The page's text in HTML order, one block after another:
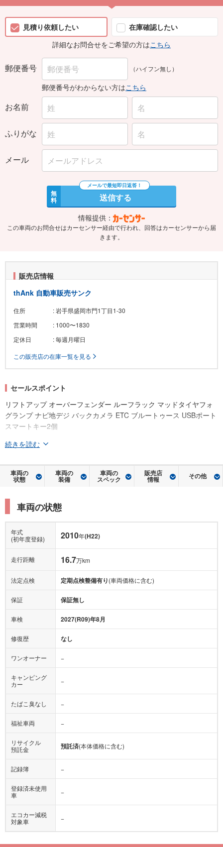
見積り依頼したい
在庫確認したい
詳細なお問合せをご希望の方はこちら
郵便番号 （ハイフン無し）
郵便番号がわからない方はこちら
お名前
ふりがな
メール
無
料 送信する
情報提供：
この車両のお問合せはカーセンサー経由で行われ、回答はカーセンサーから届
きます。
販売店情報
thAnk 自動車販売サンク
住所
: 岩手県盛岡市門1丁目1-30
営業時間
: 1000〜1830
定休日
: 毎週月曜日
この販売店の在庫一覧を見る
セールスポイント
リフトアップ オーバーフェンダー ルーフラック マッドタイヤフォ
グランプ ナビ地デジ バックカメラ ETC ブルートゥース USBポート
スマートキー2個
続きを読む
車両の
状態
車両の
装備
車両の
スペック
販売店
情報 その他
車両の状態
年式
(初年度登録)
2010年(H22)
走行距離 16.7万km
法定点検 定期点検整備有り(車両価格に含む)
保証 保証無し
車検 2027(R09)年8月
修復歴 なし
ワンオーナー −
キャンピング
カー
−
たばこ臭なし −
福祉車両 −
リサイクル
預託金
預託済(本体価格に含む)
記録簿 −
登録済未使用
車
−
エコカー減税
対象車
−